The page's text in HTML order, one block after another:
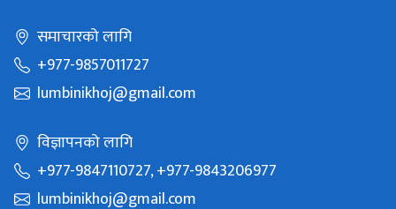
समाचारको लागि
+977-9857011727
lumbinikhoj@gmail.com
विज्ञापनको लागि
+977-9847110727, +977-9843206977
lumbinikhoj@gmail.com